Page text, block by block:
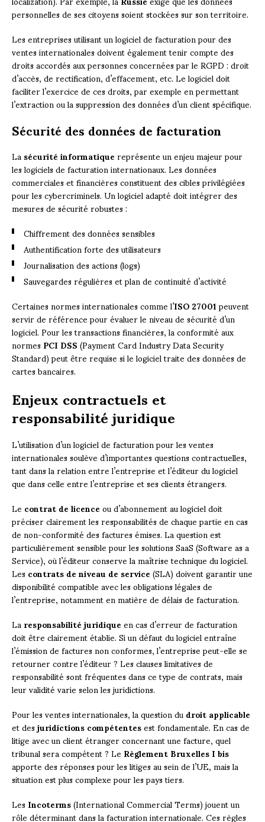
personnelles de ses citoyens soient stockées sur son territoire.
Les entreprises utilisant un logiciel de facturation pour des
ventes internationales doivent également tenir compte des
droits accordés aux personnes concernées par le RGPD : droit
d’accès, de rectification, d’effacement, etc. Le logiciel doit
faciliter l’exercice de ces droits, par exemple en permettant
l’extraction ou la suppression des données d’un client spécifique.
Sécurité des données de facturation
Lasécurité informatiquereprésente un enjeu majeur pour
les logiciels de facturation internationaux. Les données
commerciales et financières constituent des cibles privilégiées
pour les cybercriminels. Un logiciel adapté doit intégrer des
mesures de sécurité robustes :
Chiffrement des données sensibles
Authentification forte des utilisateurs
Journalisation des actions (logs)
Sauvegardes régulières et plan de continuité d’activité
Certaines normes internationales comme l’ISO 27001peuvent
servir de référence pour évaluer le niveau de sécurité d’un
logiciel. Pour les transactions financières, la conformité aux
normesPCI DSS(Payment Card Industry Data Security
Standard) peut être requise si le logiciel traite des données de
cartes bancaires.
Enjeux contractuels et
responsabilité juridique
L’utilisation d’un logiciel de facturation pour les ventes
internationales soulève d’importantes questions contractuelles,
tant dans la relation entre l’entreprise et l’éditeur du logiciel
que dans celle entre l’entreprise et ses clients étrangers.
Lecontrat de licenceou d’abonnement au logiciel doit
préciser clairement les responsabilités de chaque partie en cas
de non-conformité des factures émises. La question est
particulièrement sensible pour les solutions SaaS (Software as a
Service), où l’éditeur conserve la maîtrise technique du logiciel.
Lescontrats de niveau de service(SLA) doivent garantir une
disponibilité compatible avec les obligations légales de
l’entreprise, notamment en matière de délais de facturation.
Laresponsabilité juridiqueen cas d’erreur de facturation
doit être clairement établie. Si un défaut du logiciel entraîne
l’émission de factures non conformes, l’entreprise peut-elle se
retourner contre l’éditeur ? Les clauses limitatives de
responsabilité sont fréquentes dans ce type de contrats, mais
leur validité varie selon les juridictions.
Pour les ventes internationales, la question dudroit applicable
et desjuridictions compétentesest fondamentale. En cas de
litige avec un client étranger concernant une facture, quel
tribunal sera compétent ? LeRèglement Bruxelles I bis
apporte des réponses pour les litiges au sein de l’UE, mais la
situation est plus complexe pour les pays tiers.
LesIncoterms(International Commercial Terms) jouent un
rôle déterminant dans la facturation internationale. Ces règles